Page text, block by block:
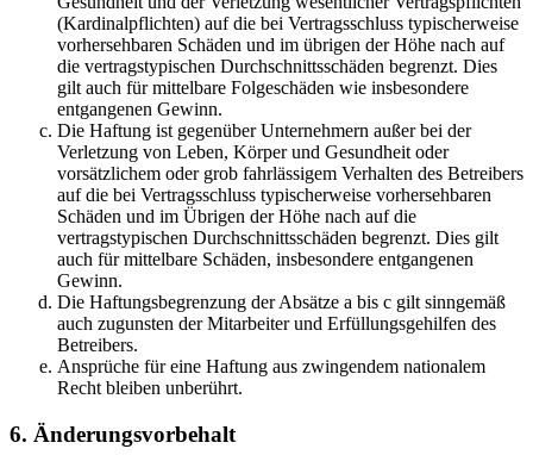
(Kardinalpflichten) auf die bei Vertragsschluss typischerweise
vorhersehbaren Schäden und im übrigen der Höhe nach auf
die vertragstypischen Durchschnittsschäden begrenzt. Dies
gilt auch für mittelbare Folgeschäden wie insbesondere
entgangenen Gewinn.
Die Haftung ist gegenüber Unternehmern außer bei der
Verletzung von Leben, Körper und Gesundheit oder
vorsätzlichem oder grob fahrlässigem Verhalten des Betreibers
auf die bei Vertragsschluss typischerweise vorhersehbaren
Schäden und im Übrigen der Höhe nach auf die
vertragstypischen Durchschnittsschäden begrenzt. Dies gilt
auch für mittelbare Schäden, insbesondere entgangenen
Gewinn.
Die Haftungsbegrenzung der Absätze a bis c gilt sinngemäß
auch zugunsten der Mitarbeiter und Erfüllungsgehilfen des
Betreibers.
Ansprüche für eine Haftung aus zwingendem nationalem
Recht bleiben unberührt.
6. Änderungsvorbehalt